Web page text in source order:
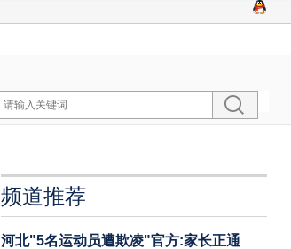
频道推荐
河北"5名运动员遭欺凌"官方:家长正通